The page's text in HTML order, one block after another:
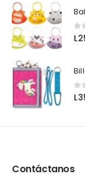
0
L
0
L
Contáctanos